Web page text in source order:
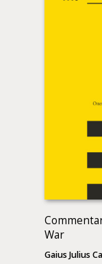
War
Gaius Julius